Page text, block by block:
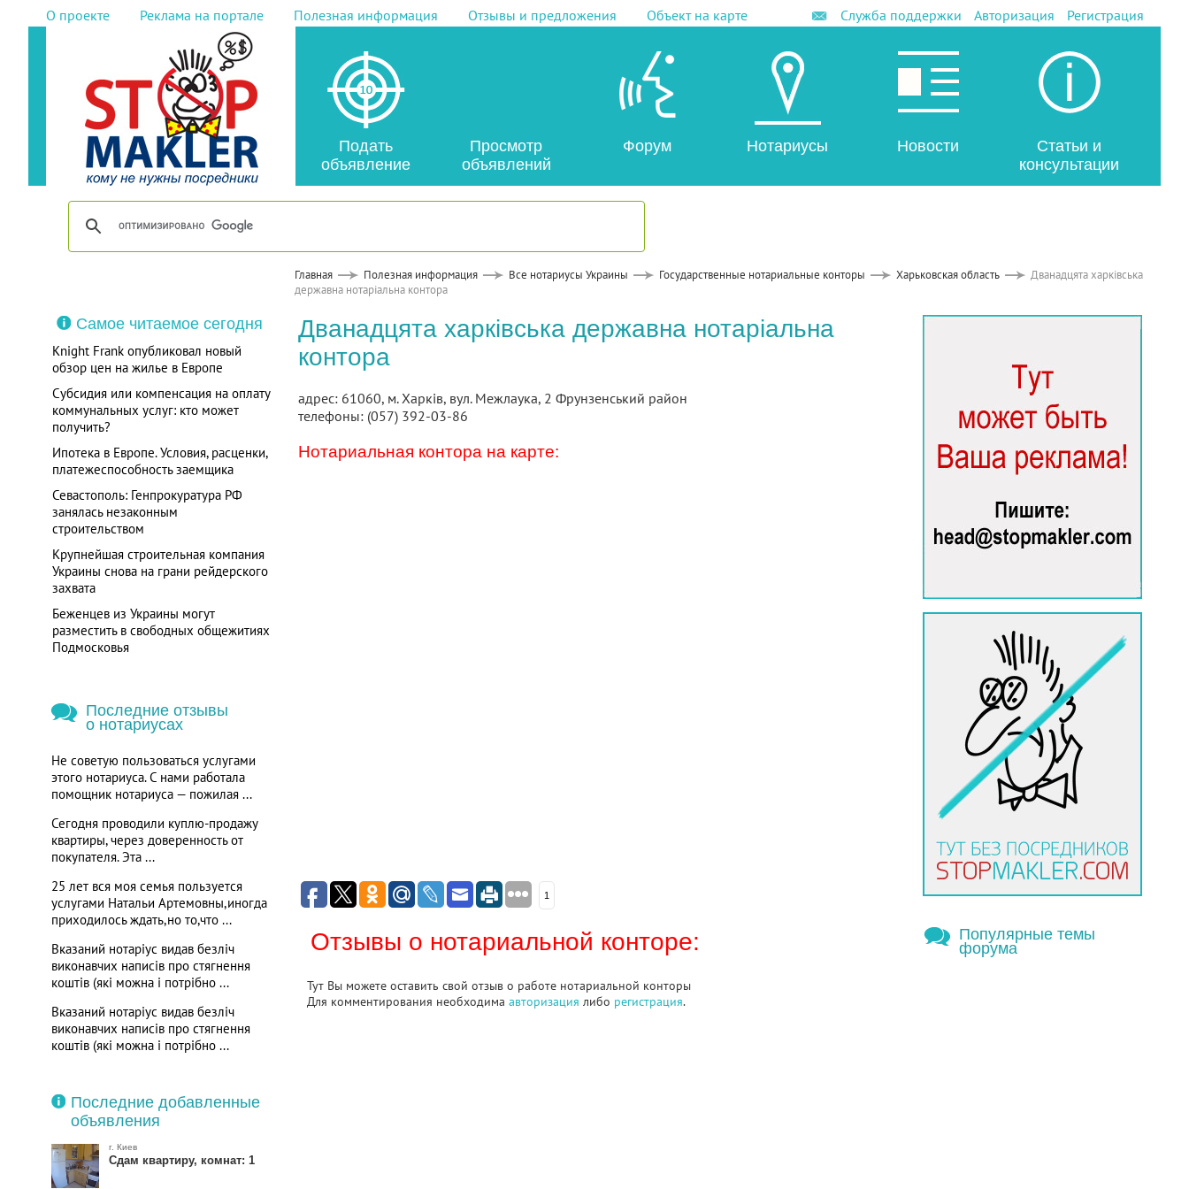
О проекте Реклама на портале Полезная информация Отзывы и предложения Объект на карте Служба поддержки Авторизация Регистрация
Подать
объявление
Просмотр
объявлений
Форум Нотариусы Новости
Статьи и
консультации
Главная Полезная информация Все нотариусы Украины Государственные нотариальные конторы Харьковская область
Дванадцята харківська
державна нотаріальна контора
Самое читаемое сегодня
Knight Frank опубликовал новый
обзор цен на жилье в Европе
Субсидия или компенсация на оплату
коммунальных услуг: кто может
получить?
Ипотека в Европе. Условия, расценки,
платежеспособность заемщика
Севастополь: Генпрокуратура РФ
занялась незаконным
строительством
Крупнейшая строительная компания
Украины снова на грани рейдерского
захвата
Беженцев из Украины могут
разместить в свободных общежитиях
Подмосковья
Последние отзывы
о нотариусах
Не советую пользоваться услугами
этого нотариуса. С нами работала
помощник нотариуса — пожилая ...
Сегодня проводили куплю-продажу
квартиры, через доверенность от
покупателя. Эта ...
25 лет вся моя семья пользуется
услугами Натальи Артемовны,иногда
приходилось ждать,но то,что ...
Вказаний нотаріус видав безліч
виконавчих написів про стягнення
коштів (які можна і потрібно ...
Вказаний нотаріус видав безліч
виконавчих написів про стягнення
коштів (які можна і потрібно ...
Последние добавленные
объявления
г. Киев
Сдам квартиру, комнат: 1
Дванадцята харківська державна нотаріальна
контора
адрес: 61060, м. Харків, вул. Межлаука, 2 Фрунзенський район
телефоны: (057) 392-03-86
Нотариальная контора на карте:
1
Отзывы о нотариальной конторе:
Тут Вы можете оставить свой отзыв о работе нотариальной конторы
Для комментирования необходима авторизация либо регистрация.
Популярные темы
форума